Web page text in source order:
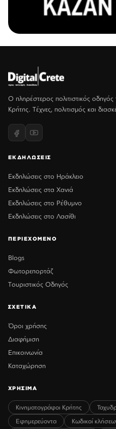
Ο πληρέστερος πολιτιστικός οδηγός
Κρήτης. Τέχνες, πολιτισμός και
ΕΚΔΗΛΩΣΕΙΣ
Εκδηλώσεις στο Ηράκλειο
Εκδηλώσεις στα Χανιά
Εκδηλώσεις στο Ρέθυμνο
Εκδηλώσεις στο Λασίθι
ΠΕΡΙΕΧΟΜΕΝΟ
Blogs
Φωτορεπορτάζ
Τουριστικός Οδηγός
ΣΧΕΤΙΚΑ
Όροι χρήσης
Διαφήμιση
Επικοινωνία
Καταχώρηση
ΧΡΗΣΙΜΑ
Κινηματογράφοι Κρήτης
Εφημερεύοντα
Κωδικοί